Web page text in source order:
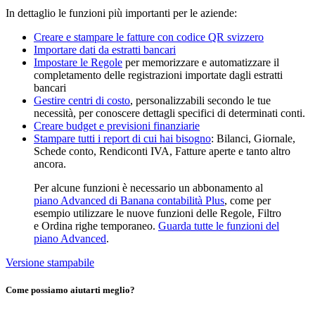
In dettaglio le funzioni più importanti per le aziende:
Creare e stampare le fatture con codice QR svizzero
Importare dati da estratti bancari
Impostare le Regole per memorizzare e automatizzare il
completamento delle registrazioni importate dagli estratti
bancari
Gestire centri di costo, personalizzabili secondo le tue
necessità, per conoscere dettagli specifici di determinati conti.
Creare budget e previsioni finanziarie
Stampare tutti i report di cui hai bisogno: Bilanci, Giornale,
Schede conto, Rendiconti IVA, Fatture aperte e tanto altro
ancora.
Per alcune funzioni è necessario un abbonamento al
piano Advanced di Banana contabilità Plus, come per
esempio utilizzare le nuove funzioni delle Regole, Filtro
e Ordina righe temporaneo. Guarda tutte le funzioni del
piano Advanced.
Versione stampabile
Come possiamo aiutarti meglio?